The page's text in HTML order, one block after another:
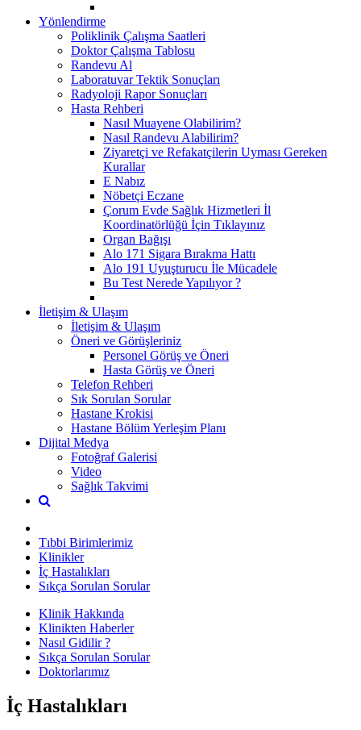
Yönlendirme
Poliklinik Çalışma Saatleri
Doktor Çalışma Tablosu
Randevu Al
Laboratuvar Tektik Sonuçları
Radyoloji Rapor Sonuçları
Hasta Rehberi
Nasıl Muayene Olabilirim?
Nasıl Randevu Alabilirim?
Ziyaretçi ve Refakatçilerin Uyması Gereken
Kurallar
E Nabız
Nöbetçi Eczane
Çorum Evde Sağlık Hizmetleri İl
Koordinatörlüğü İçin Tıklayınız
Organ Bağışı
Alo 171 Sigara Bırakma Hattı
Alo 191 Uyuşturucu İle Mücadele
Bu Test Nerede Yapılıyor ?
İletişim & Ulaşım
İletişim & Ulaşım
Öneri ve Görüşleriniz
Personel Görüş ve Öneri
Hasta Görüş ve Öneri
Telefon Rehberi
Sık Sorulan Sorular
Hastane Krokisi
Hastane Bölüm Yerleşim Planı
Dijital Medya
Fotoğraf Galerisi
Video
Sağlık Takvimi
Tıbbi Birimlerimiz
Klinikler
İç Hastalıkları
Sıkça Sorulan Sorular
Klinik Hakkında
Klinikten Haberler
Nasıl Gidilir ?
Sıkça Sorulan Sorular
Doktorlarımız
İç Hastalıkları